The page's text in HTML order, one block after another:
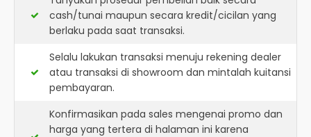
cash/tunai maupun secara kredit/cicilan yang
berlaku pada saat transaksi.
Selalu lakukan transaksi menuju rekening dealer
atau transaksi di showroom dan mintalah kuitansi
pembayaran.
Konfirmasikan pada sales mengenai promo dan
harga yang tertera di halaman ini karena